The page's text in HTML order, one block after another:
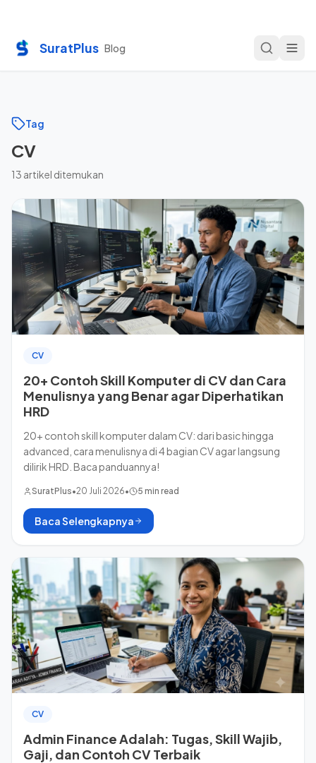
SuratPlus Blog
Tag
CV
13 artikel ditemukan
CV
20+ Contoh Skill Komputer di CV dan Cara
Menulisnya yang Benar agar Diperhatikan
HRD
20+ contoh skill komputer dalam CV: dari basic hingga
advanced, cara menulisnya di 4 bagian CV agar langsung
dilirik HRD. Baca panduannya!
SuratPlus•20 Juli 2026• 5 min read
Baca Selengkapnya
CV
Admin Finance Adalah: Tugas, Skill Wajib,
Gaji, dan Contoh CV Terbaik